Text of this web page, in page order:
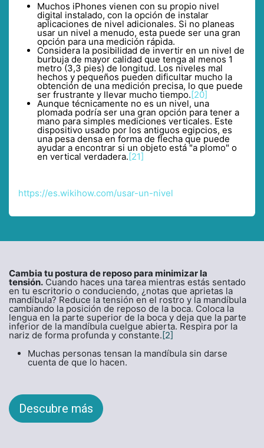
Muchos iPhones vienen con su propio nivel
digital instalado, con la opción de instalar
aplicaciones de nivel adicionales. Si no planeas
usar un nivel a menudo, esta puede ser una gran
opción para una medición rápida.
Considera la posibilidad de invertir en un nivel de
burbuja de mayor calidad que tenga al menos 1
metro (3,3 pies) de longitud. Los niveles mal
hechos y pequeños pueden dificultar mucho la
obtención de una medición precisa, lo que puede
ser frustrante y llevar mucho tiempo. [20]
Aunque técnicamente no es un nivel, una
plomada podría ser una gran opción para tener a
mano para simples mediciones verticales. Este
dispositivo usado por los antiguos egipcios, es
una pesa densa en forma de flecha que puede
ayudar a encontrar si un objeto está "a plomo" o
en vertical verdadera. [21]
https://es.wikihow.com/usar-un-nivel
Cambia tu postura de reposo para minimizar la
tensión. Cuando haces una tarea mientras estás sentado
en tu escritorio o conduciendo, ¿notas que aprietas la
mandíbula? Reduce la tensión en el rostro y la mandíbula
cambiando la posición de reposo de la boca. Coloca la
lengua en la parte superior de la boca y deja que la parte
inferior de la mandíbula cuelgue abierta. Respira por la
nariz de forma profunda y constante. [2]
Muchas personas tensan la mandíbula sin darse
cuenta de que lo hacen.
Descubre más